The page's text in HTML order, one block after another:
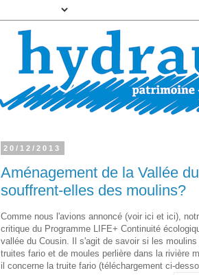
20/12/2013
Aménagement de la Vallée
souffrent-elles des moulins?
Comme nous l'avions annoncé (voir ici et ici),
critique du Programme LIFE+ Continuité
vallée du Cousin. Il s'agit de savoir si les
truites fario et de moules perlière dans la rivière
il concerne la truite fario (téléchargement ci-